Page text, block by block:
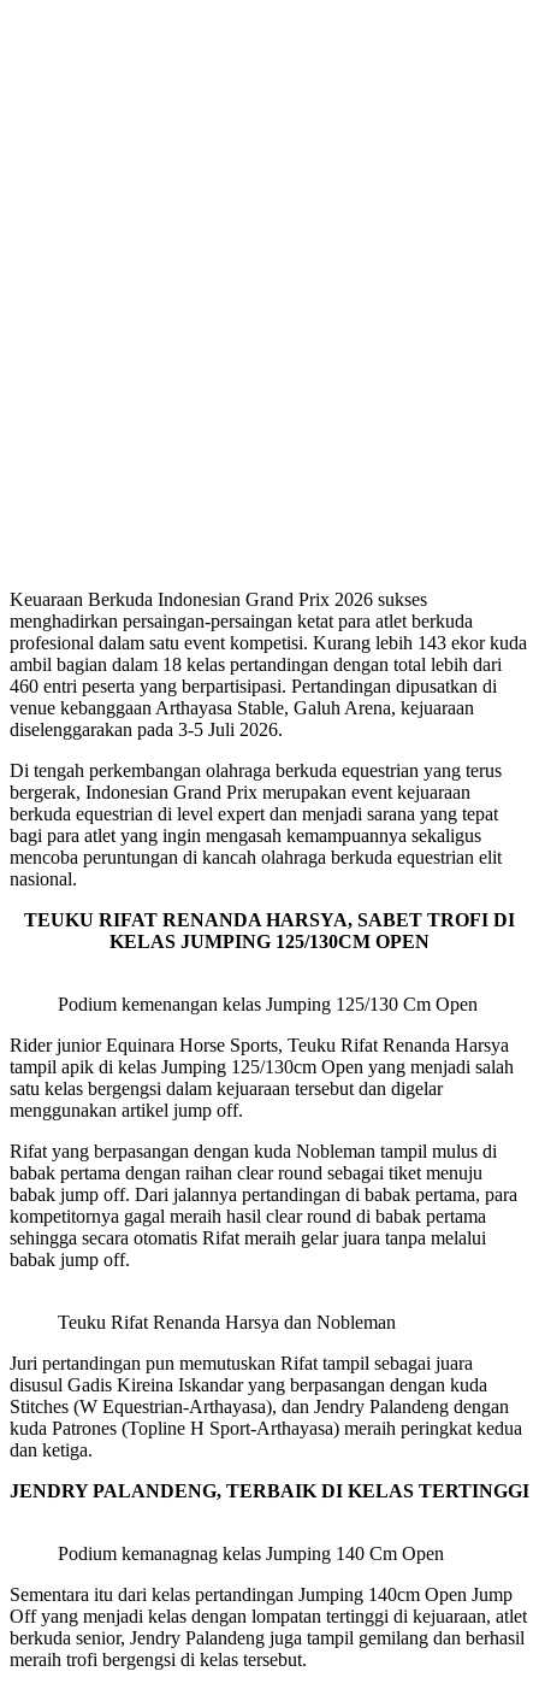
Keuaraan Berkuda Indonesian Grand Prix 2026 sukses
menghadirkan persaingan-persaingan ketat para atlet berkuda
profesional dalam satu event kompetisi. Kurang lebih 143 ekor kuda
ambil bagian dalam 18 kelas pertandingan dengan total lebih dari
460 entri peserta yang berpartisipasi. Pertandingan dipusatkan di
venue kebanggaan Arthayasa Stable, Galuh Arena, kejuaraan
diselenggarakan pada 3-5 Juli 2026.
Di tengah perkembangan olahraga berkuda equestrian yang terus
bergerak, Indonesian Grand Prix merupakan event kejuaraan
berkuda equestrian di level expert dan menjadi sarana yang tepat
bagi para atlet yang ingin mengasah kemampuannya sekaligus
mencoba peruntungan di kancah olahraga berkuda equestrian elit
nasional.
TEUKU RIFAT RENANDA HARSYA, SABET TROFI DI
KELAS JUMPING 125/130CM OPEN
Podium kemenangan kelas Jumping 125/130 Cm Open
Rider junior Equinara Horse Sports, Teuku Rifat Renanda Harsya
tampil apik di kelas Jumping 125/130cm Open yang menjadi salah
satu kelas bergengsi dalam kejuaraan tersebut dan digelar
menggunakan artikel jump off.
Rifat yang berpasangan dengan kuda Nobleman tampil mulus di
babak pertama dengan raihan clear round sebagai tiket menuju
babak jump off. Dari jalannya pertandingan di babak pertama, para
kompetitornya gagal meraih hasil clear round di babak pertama
sehingga secara otomatis Rifat meraih gelar juara tanpa melalui
babak jump off.
Teuku Rifat Renanda Harsya dan Nobleman
Juri pertandingan pun memutuskan Rifat tampil sebagai juara
disusul Gadis Kireina Iskandar yang berpasangan dengan kuda
Stitches (W Equestrian-Arthayasa), dan Jendry Palandeng dengan
kuda Patrones (Topline H Sport-Arthayasa) meraih peringkat kedua
dan ketiga.
JENDRY PALANDENG, TERBAIK DI KELAS TERTINGGI
Podium kemanagnag kelas Jumping 140 Cm Open
Sementara itu dari kelas pertandingan Jumping 140cm Open Jump
Off yang menjadi kelas dengan lompatan tertinggi di kejuaraan, atlet
berkuda senior, Jendry Palandeng juga tampil gemilang dan berhasil
meraih trofi bergengsi di kelas tersebut.